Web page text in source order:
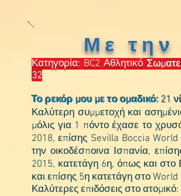
Μ ε τ η ν
Κατηγορία: BC2 Αθλητικό
32
Το ρεκόρ μου με το ομαδικό: 21
Καλύτερη συμμετοχή και
μόλις για 1 πόντο έχασε το
2018, επίσης Sevilla Boccia World
την οικοδέσποινα Ισπανία,
2015, κατετάγη 6η, όπως και
και επίσης 5η κατετάγη στο
Καλύτερες επιδόσεις στο